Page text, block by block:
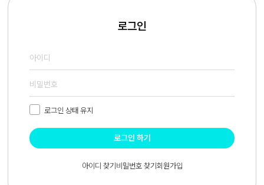
로그인
로그인 상태 유지
로그인 하기
아이디 찾기비밀번호 찾기회원가입